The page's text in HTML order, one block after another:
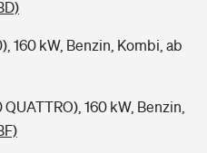
160 kW, Benzin, Kombi, ab
160 kW, Benzin,